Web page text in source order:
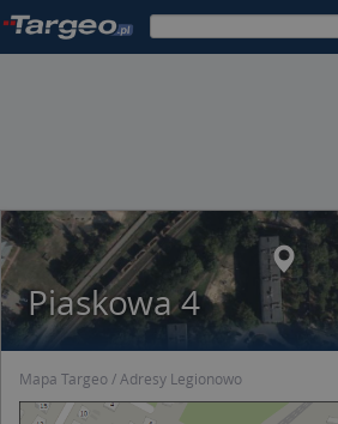
Piaskowa 4
Mapa Targeo Adresy Legionowo